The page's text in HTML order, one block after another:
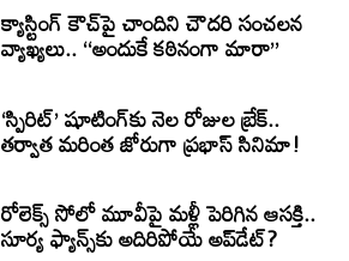
క్యాస్టింగ్ కౌచ్‌పై చాందిని చౌదరి సంచలన
వ్యాఖ్యలు.. ‘‘అందుకే కఠినంగా మారా’’
‘స్పిరిట్’ షూటింగ్‌కు నెల రోజుల బ్రేక్..
తర్వాత మరింత జోరుగా ప్రభాస్ సినిమా!
రోలెక్స్ సోలో మూవీపై మళ్లీ పెరిగిన ఆసక్తి..
సూర్య ఫ్యాన్స్‌కు అదిరిపోయే అప్‌డేట్?